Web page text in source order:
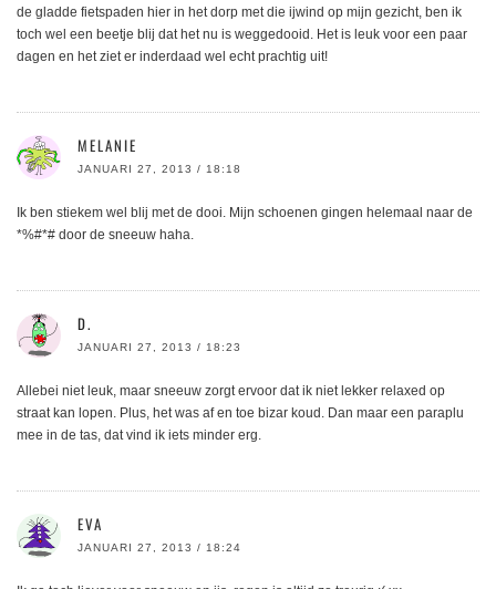
de gladde fietspaden hier in het dorp met die ijwind op mijn gezicht, ben ik
toch wel een beetje blij dat het nu is weggedooid. Het is leuk voor een paar
dagen en het ziet er inderdaad wel echt prachtig uit!
MELANIE
JANUARI 27, 2013 / 18:18
Ik ben stiekem wel blij met de dooi. Mijn schoenen gingen helemaal naar de
*%#*# door de sneeuw haha.
D.
JANUARI 27, 2013 / 18:23
Allebei niet leuk, maar sneeuw zorgt ervoor dat ik niet lekker relaxed op
straat kan lopen. Plus, het was af en toe bizar koud. Dan maar een paraplu
mee in de tas, dat vind ik iets minder erg.
EVA
JANUARI 27, 2013 / 18:24